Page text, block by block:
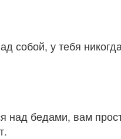
собой, у тебя
над бедами, вам